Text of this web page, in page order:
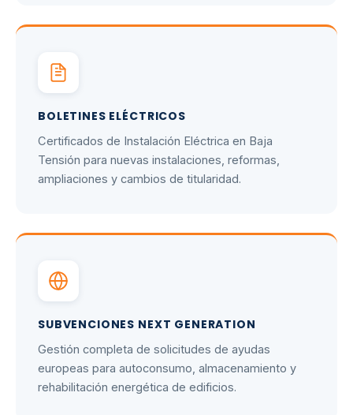
BOLETINES ELÉCTRICOS
Certificados de Instalación Eléctrica en Baja
Tensión para nuevas instalaciones, reformas,
ampliaciones y cambios de titularidad.
SUBVENCIONES NEXT GENERATION
Gestión completa de solicitudes de ayudas
europeas para autoconsumo, almacenamiento y
rehabilitación energética de edificios.